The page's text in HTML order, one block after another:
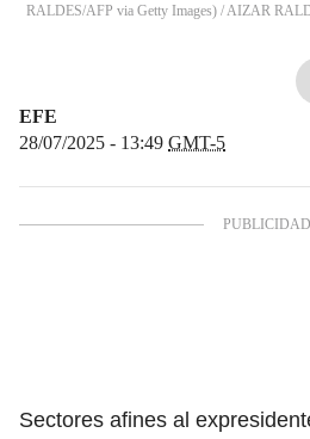
RALDES/AFP via Getty Images) /AIZAR
EFE
28/07/2025 - 13:49 GMT-5
Sectores afines al